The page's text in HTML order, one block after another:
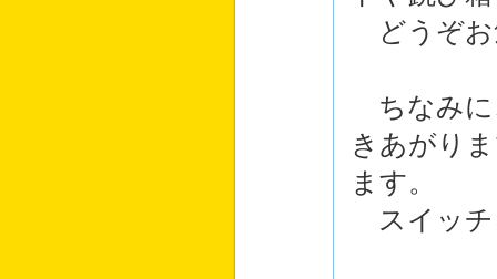
どうぞお
ちなみに
きあがり
ます。
スイッチ